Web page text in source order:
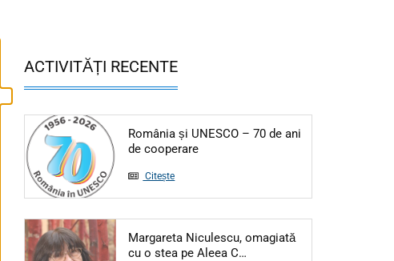
ACTIVITĂȚI RECENTE
România și UNESCO – 70 de ani
de cooperareArticol: România și UNESCO – 70
Citește
Margareta Niculescu, omagiată
cu o stea pe Aleea C…